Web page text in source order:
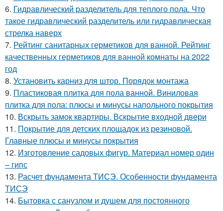
6. Гидравлический разделитель для теплого пола. Что
такое гидравлический разделитель или гидравлическая
стрелка наверх
7. Рейтинг санитарных герметиков для ванной. Рейтинг
качественных герметиков для ванной комнаты на 2022
год
8. Установить карниз для штор. Порядок монтажа
9. Пластиковая плитка для пола ванной. Виниловая
плитка для пола: плюсы и минусы напольного покрытия
10. Вскрыть замок квартиры. Вскрытие входной двери
11. Покрытие для детских площадок из резиновой.
Главные плюсы и минусы покрытия
12. Изготовление садовых фигур. Материал номер один
– гипс
13. Расчет фундамента ТИСЭ. Особенности фундамента
ТИСЭ
14. Бытовка с санузлом и душем для постоянного